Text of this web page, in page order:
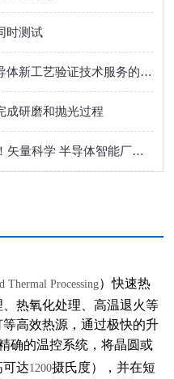
时测试
硬核实力派：一家专注于半导体新工艺验证技术服务的实力制造商
成研磨和抛光过程
AI + 智能厂务系统公司推荐！矢量科学 半导体智能厂务系统全链路解决方案服务商
Thermal Processing）快速热
热氧化处理、高温退火等
高效热源，通过极快的升
确的温控系统，将晶圆或
达1200摄氏度），并在短